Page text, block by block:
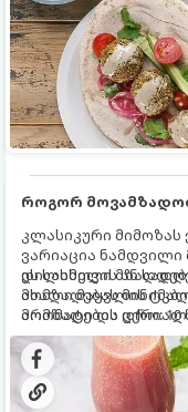
როგორ
კლასიკური
ვარიაცია ნამდვილი
დილისთვის ან
ახალი მაყვლის
არომატი და
დახვეწილ და
ეს სასმელი
მომზადებას
მომზადების დრო: 10